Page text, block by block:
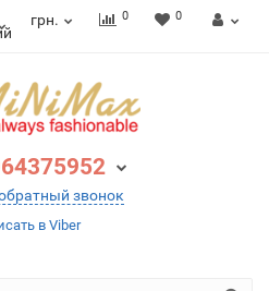
грн. 0 0
звонок
в Viber